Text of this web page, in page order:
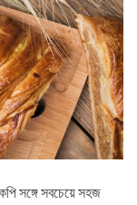
সঙ্গে সবচেয়ে সহজ